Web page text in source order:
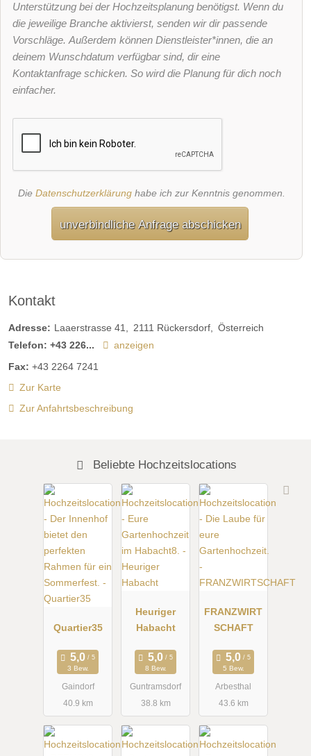
Unterstützung bei der Hochzeitsplanung benötigst. Wenn du
die jeweilige Branche aktivierst, senden wir dir passende
Vorschläge. Außerdem können Dienstleister*innen, die an
deinem Wunschdatum verfügbar sind, dir eine
Kontaktanfrage schicken. So wird die Planung für dich noch
einfacher.
Die Datenschutzerklärunghabe ich zur Kenntnis genommen.
unverbindliche Anfrage abschicken
Kontakt
Adresse: Laaerstrasse 41 2111 Rückersdorf
Österreich
Telefon: +43 226...
anzeigen
Fax: +43 2264 7241
Zur Karte
Zur Anfahrtsbeschreibung
Beliebte Hochzeitslocations
Quartier35
3 Bew.
Gaindorf
40.9 km
Heuriger
Habacht
8 Bew.
Guntramsdorf
38.8 km
FRANZWIRT
SCHAFT
5 Bew.
Arbesthal
43.6 km